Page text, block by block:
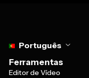
Português
Ferramentas
Editor de Vídeo